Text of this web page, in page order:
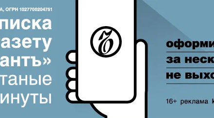
Реклама в «Ъ» www.kommersant.ru/ad